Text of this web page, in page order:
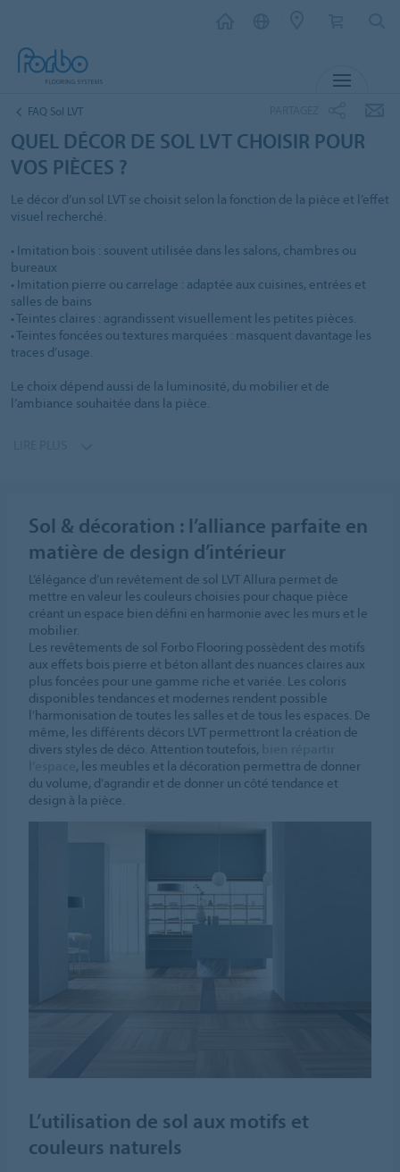
FAQ Sol LVT
QUEL DÉCOR DE SOL LVT CHOISIR POUR
VOS PIÈCES ?
Le décor d’un sol LVT se choisit selon la fonction de la pièce et l’effet
visuel recherché.
• Imitation bois : souvent utilisée dans les salons, chambres ou
bureaux
• Imitation pierre ou carrelage : adaptée aux cuisines, entrées et
salles de bains
• Teintes claires : agrandissent visuellement les petites pièces.
• Teintes foncées ou textures marquées : masquent davantage les
traces d’usage.
Le choix dépend aussi de la luminosité, du mobilier et de
l’ambiance souhaitée dans la pièce.
Sol & décoration : l’alliance parfaite en
matière de design d’intérieur
L’élégance d’un revêtement de sol LVT Allura permet de
mettre en valeur les couleurs choisies pour chaque pièce
créant un espace bien défini en harmonie avec les murs et le
mobilier.
Les revêtements de sol Forbo Flooring possèdent des motifs
aux effets bois pierre et béton allant des nuances claires aux
plus foncées pour une gamme riche et variée. Les coloris
disponibles tendances et modernes rendent possible
l’harmonisation de toutes les salles et de tous les espaces. De
même, les différents décors LVT permettront la création de
divers styles de déco. Attention toutefois,
, les meubles et la décoration permettra de donner
du volume, d’agrandir et de donner un côté tendance et
design à la pièce.
L’utilisation de sol aux motifs et
couleurs naturels